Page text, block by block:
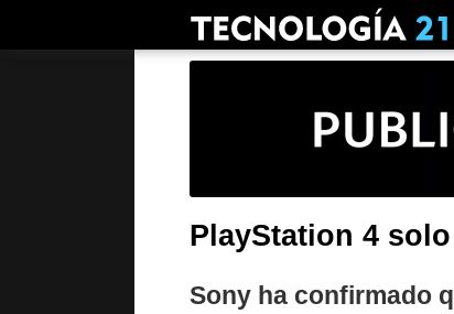
PlayStation 4
Sony ha confirmado